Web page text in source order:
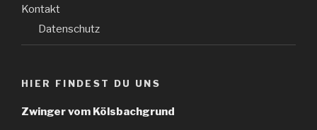
Kontakt
Datenschutz
HIER FINDEST DU UNS
Zwinger vom Kölsbachgrund